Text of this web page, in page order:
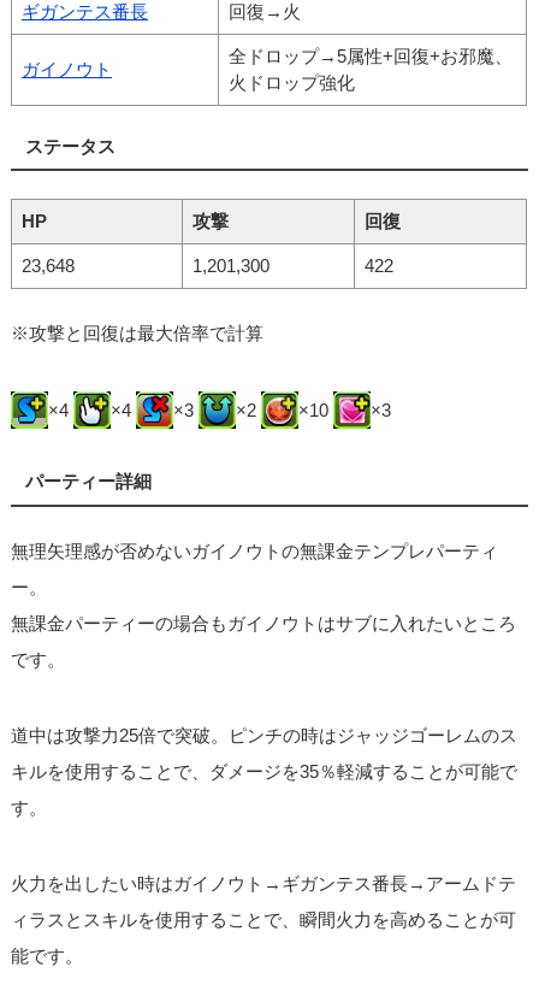
ギガンテス番長 回復→火
ガイノウト
全ドロップ→5属性+回復+お邪魔、
火ドロップ強化
ステータス
HP 攻撃 回復
23,648 1,201,300 422
※攻撃と回復は最大倍率で計算
×4 ×4 ×3 ×2 ×10 ×3
パーティー詳細
無理矢理感が否めないガイノウトの無課金テンプレパーティ
ー。
無課金パーティーの場合もガイノウトはサブに入れたいところ
です。
道中は攻撃力25倍で突破。ピンチの時はジャッジゴーレムのス
キルを使用することで、ダメージを35％軽減することが可能で
す。
火力を出したい時はガイノウト→ギガンテス番長→アームドテ
ィラスとスキルを使用することで、瞬間火力を高めることが可
能です。